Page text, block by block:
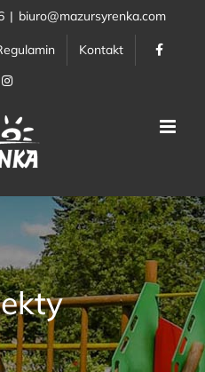
| biuro@mazursyrenka.com
Kontakt